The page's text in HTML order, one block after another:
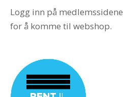
Logg inn på medlemssidene
for å komme til webshop.